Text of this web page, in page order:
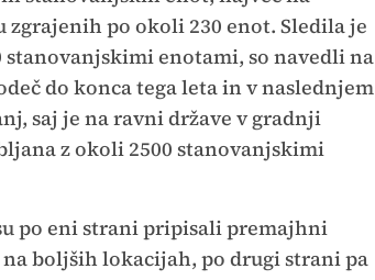
po okoli 230 enot. Sledila je
enotami, so navedli na
do konca tega leta in v naslednjem
saj je na ravni države v gradnji
z okoli 2500 stanovanjskimi
po eni strani pripisali premajhni
boljših lokacijah, po drugi strani pa